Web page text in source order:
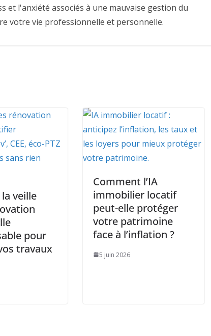
et l'anxiété associés à une mauvaise gestion du
votre vie professionnelle et personnelle.
veille
pour
travaux
Comment l’IA
immobilier locatif
peut-elle protéger
votre patrimoine
face à l’inflation ?
5 juin 2026